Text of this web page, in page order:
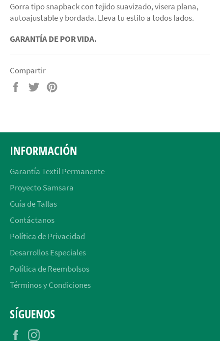
Gorra tipo snapback con tejido suavizado, visera plana,
autoajustable y bordada. Lleva tu estilo a todos lados.
GARANTÍA DE POR VIDA.
Compartir
Compartir
Tuitear
INFORMACIÓN
Garantía Textil Permanente
Proyecto Samsara
Guía de Tallas
Contáctanos
Política de Privacidad
Desarrollos Especiales
Política de Reembolsos
Términos y Condiciones
SÍGUENOS
Facebook